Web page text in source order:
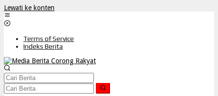
Lewati ke konten
Terms of Service
Indeks Berita